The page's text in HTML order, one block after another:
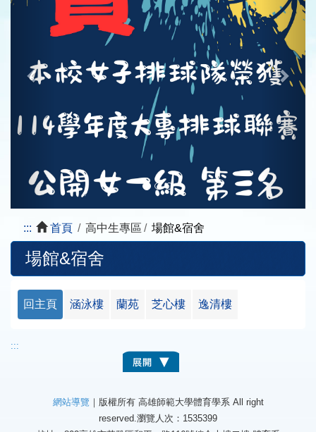
::: 首頁 高中生專區 場館&宿舍
場館&宿舍
回主頁 涵泳樓 蘭苑 芝心樓 逸清樓
:::
網站導覽 ｜版權所有 高雄師範大學體育學系 All right
reserved. 瀏覽人次：1535399